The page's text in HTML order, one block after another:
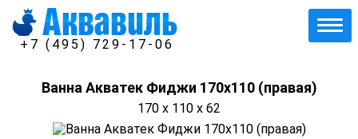
+7 (495) 729-17-06
Ванна Акватек Фиджи 170х110 (правая)
170 x 110 x 62